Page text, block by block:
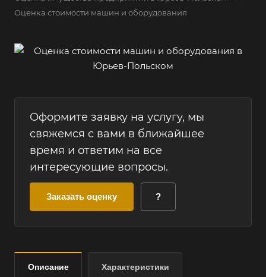
Оценка стоимости машин и оборудования
Оформите заявку на услугу, мы
свяжемся с вами в ближайшее
время и ответим на все
интересующие вопросы.
Заказать оценку ?
Описание Характеристики